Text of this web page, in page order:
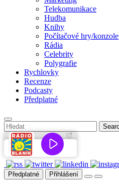
Telekomunikace
Hudba
Knihy
Počítačové hry/konzole
Rádia
Celebrity
Polygrafie
Rychlovky
Recenze
Podcasty
Předplatné
Předplatné Přihlášení